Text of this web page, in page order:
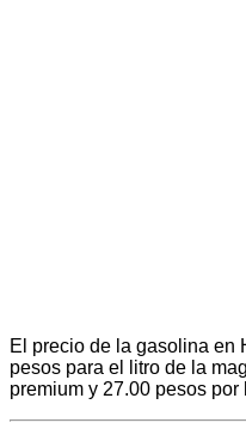
El precio de la gasolina en
pesos para el litro de la
premium y 27.00 pesos por